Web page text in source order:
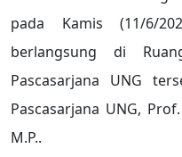
pada Kamis (11/6/
berlangsung di
Pascasarjana UNG
Pascasarjana UNG,
M.P..